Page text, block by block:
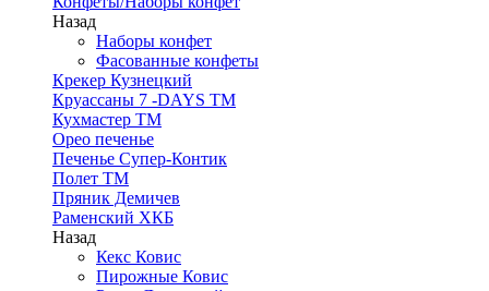
Назад
Наборы конфет
Фасованные конфеты
Крекер Кузнецкий
Круассаны 7 -DAYS ТМ
Кухмастер ТМ
Орео печенье
Печенье Супер-Контик
Полет ТМ
Пряник Демичев
Раменский ХКБ
Назад
Кекс Ковис
Пирожные Ковис